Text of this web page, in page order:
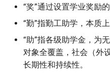
特色黑话
始业教育
新生防骗
校园套餐电话卡
温馨提醒
辅修
特殊课程
科研与素质训练
国家励志奖学金
校友爱心励志奖学金
校园交通
校园安全与保卫处
就医服务
评奖评优
假期相关
活动和支持
升学和就业
写在最后
“奖”通过设置学业奖励
“勤”指勤工助学，本质
“助”指各级助学金，为
对象全覆盖，社会（外
长期性和持续性。